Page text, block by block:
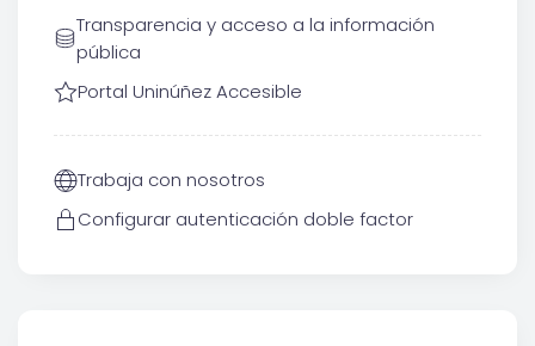
Transparencia y acceso a la información
pública
Portal Uninúñez Accesible
Trabaja con nosotros
Configurar autenticación doble factor